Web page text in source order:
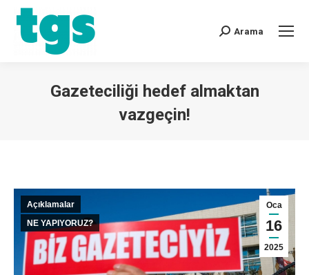
Arama
Gazeteciliği hedef almaktan
vazgeçin!
Oca
16
2025
Açıklamalar
NE YAPIYORUZ?